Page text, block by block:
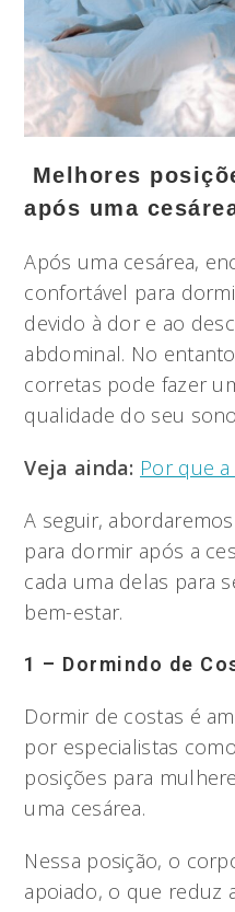
Melhores
após uma
Após uma cesárea,
confortável para
devido à dor e ao
abdominal. No
corretas pode fazer
qualidade do seu
Veja ainda: Por que
A seguir,
para dormir após a
cada uma delas para
bem-estar.
1 – Dormindo de
Dormir de costas é
por especialistas
posições para
uma cesárea.
Nessa posição, o
apoiado, o que reduz